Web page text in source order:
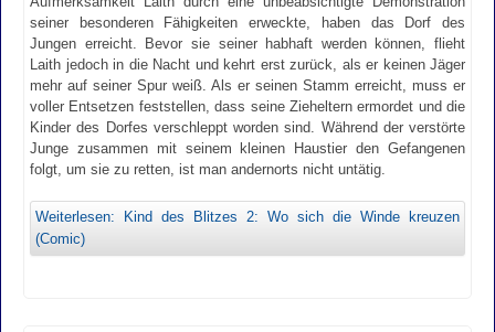
seiner besonderen Fähigkeiten erweckte, haben das Dorf des
Jungen erreicht. Bevor sie seiner habhaft werden können, flieht
Laith jedoch in die Nacht und kehrt erst zurück, als er keinen Jäger
mehr auf seiner Spur weiß. Als er seinen Stamm erreicht, muss er
voller Entsetzen feststellen, dass seine Zieheltern ermordet und die
Kinder des Dorfes verschleppt worden sind. Während der verstörte
Junge zusammen mit seinem kleinen Haustier den Gefangenen
folgt, um sie zu retten, ist man andernorts nicht untätig.
Weiterlesen: Kind des Blitzes 2: Wo sich die Winde kreuzen
(Comic)